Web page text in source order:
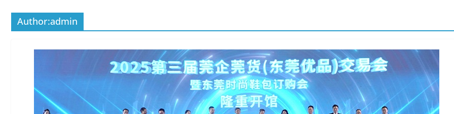
Author:admin